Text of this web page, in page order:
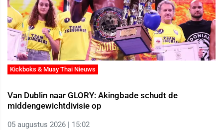
Kickboks & Muay Thai Nieuws
Van Dublin naar GLORY: Akingbade schudt de
middengewichtdivisie op
05 augustus 2026 | 15:02